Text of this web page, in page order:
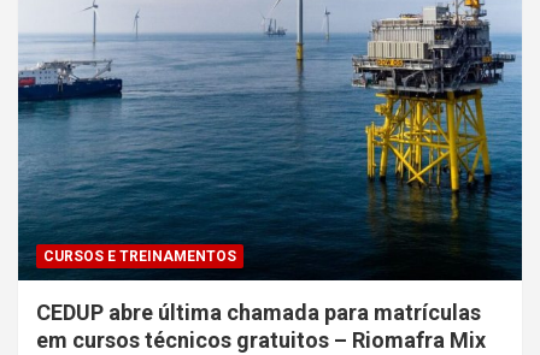
CURSOS E TREINAMENTOS
CEDUP abre última chamada para matrículas
em cursos técnicos gratuitos – Riomafra Mix